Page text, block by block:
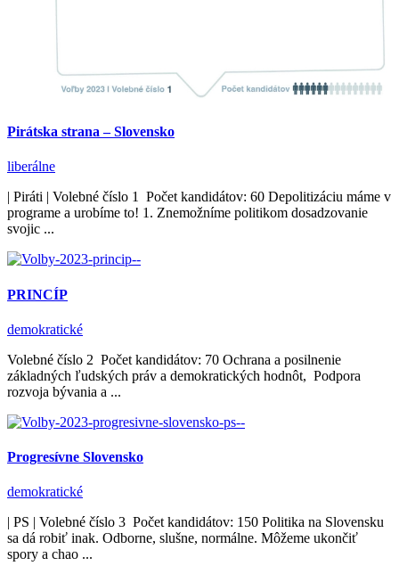
Pirátska strana – Slovensko
liberálne
| Piráti | Volebné číslo 1 Počet kandidátov: 60 Depolitizáciu máme v
programe a urobíme to! 1. Znemožníme politikom dosadzovanie
svojic ...
PRINCÍP
demokratické
Volebné číslo 2 Počet kandidátov: 70 Ochrana a posilnenie
základných ľudských práv a demokratických hodnôt, Podpora
rozvoja bývania a ...
Progresívne Slovensko
demokratické
| PS | Volebné číslo 3 Počet kandidátov: 150 Politika na Slovensku
sa dá robiť inak. Odborne, slušne, normálne. Môžeme ukončiť
spory a chao ...